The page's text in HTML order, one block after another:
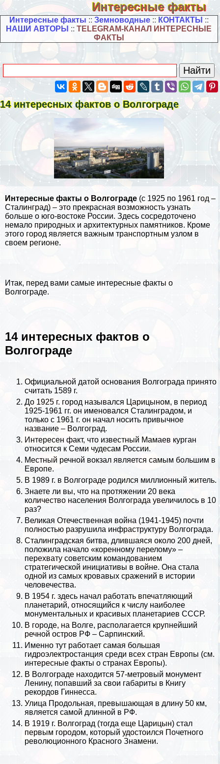
Интересные факты
Интересные факты :: Земноводные:: КОНТАКТЫ ::
НАШИ АВТОРЫ ::TELEGRAM-КАНАЛ ИНТЕРЕСНЫЕ
ФАКТЫ
14 интересных фактов о Волгограде
Интересные факты о Волгограде (с 1925 по 1961 год –
Сталинград) – это прекрасная возможность узнать
больше о юго-востоке России. Здесь сосредоточено
немало природных и архитектурных памятников. Кроме
этого город является важным трaнcпортным узлом в
своем регионе.
Итак, перед вами самые интересные факты о
Волгограде.
14 интересных фактов о
Волгограде
Официальной датой основания Волгограда принято
считать 1589 г.
До 1925 г. город назывался Царицыном, в период
1925-1961 гг. он именовался Сталинградом, и
только с 1961 г. он начал носить привычное
название – Волгоград.
Интересен факт, что известный Мамаев курган
относится к Семи чудесам России.
Местный речной вокзал является самым большим в
Европе.
В 1989 г. в Волгограде родился миллионный житель.
Знаете ли вы, что на протяжении 20 века
количество населения Волгограда увеличилось в 10
раз?
Великая Отечественная война (1941-1945) почти
полностью разрушила инфраструктуру Волгограда.
Сталинградская битва, длившаяся около 200 дней,
положила начало «коренному перелому» –
перехвату советским комaндованием
стратегической инициативы в войне. Она стала
одной из самых кровавых сражений в истории
человечества.
В 1954 г. здесь начал работать впечатляющий
планетарий, относящийся к числу наиболее
монументальных и красивых планетариев СССР.
В городе, на Волге, располагается крупнейший
речной остров РФ – Сарпинский.
Именно тут работает самая большая
гидроэлектростанция среди всех стран Европы (см.
интересные факты о странах Европы).
В Волгограде находится 57-метровый монумент
Ленину, попавший за свои габариты в Книгу
рекордов Гиннесса.
Улица Продольная, превышающая в длину 50 км,
является самой длинной в РФ.
В 1919 г. Волгоград (тогда еще Царицын) стал
первым городом, который удостоился Почетного
революционного Красного Знамени.